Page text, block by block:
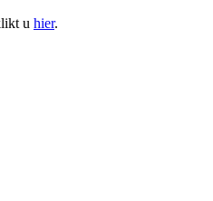
u hier.